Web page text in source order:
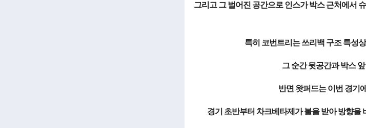
그리고 그 벌어진 공간으로 인스가 박스 근처에서
특히 코번트리는 쓰리백 구조 특성
그 순간 뒷공간과 박스
반면 왓퍼드는 이번 경기
경기 초반부터 차크베타제가 볼을 받아 방향을